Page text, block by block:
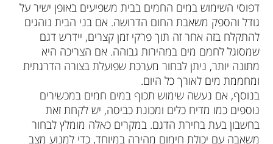
דפוסי השימוש במים החמים בבית משפיעים באופן ישיר על
גודל והספק משאבת החום הדרושה. אם בני הבית נוהגים
להתקלח בזה אחר זה תוך פרקי זמן קצרים, יידרש דגם
שמסוגל לחמם מים במהירות גבוהה. אם הצריכה היא
מתונה יותר, ניתן לבחור מערכת שפועלת בצורה הדרגתית
ומחממת מים לאורך כל היום.
בנוסף, אם נעשה שימוש תכוף במים חמים במכשירים
נוספים כמו מדיח כלים ומכונת כביסה, יש לקחת זאת
בחשבון בעת בחירת הדגם. במקרים כאלה מומלץ לבחור
משאבה עם יכולת חימום מהירה במיוחד, כדי למנוע מצב